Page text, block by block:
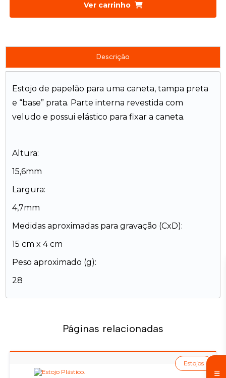
Ver carrinho
Descrição
Estojo de papelão para uma caneta, tampa preta
e “base” prata. Parte interna revestida com
veludo e possui elástico para fixar a caneta.
Altura:
15,6mm
Largura:
4,7mm
Medidas aproximadas para gravação (CxD):
15 cm x 4 cm
Peso aproximado (g):
28
Páginas relacionadas
Estojos